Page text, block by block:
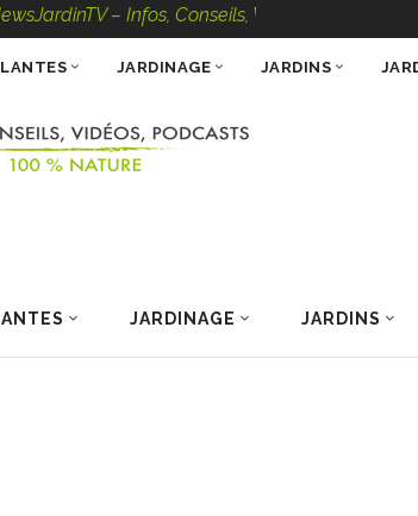
– Infos, Conseils, Vidéos, Podcasts – 100 %
JARDINAGE JARDINS
JARDINAGE JARDINS